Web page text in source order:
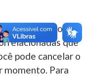
em contato
que
pode cancelar o
momento. Para